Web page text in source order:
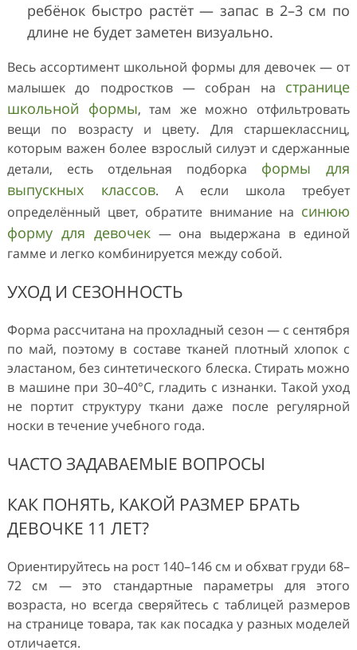
ребёнок быстро растёт — запас в 2–3 см по
длине не будет заметен визуально.
Весь ассортимент школьной формы для девочек — от
малышек до подростков — собран на странице
школьной формы, там же можно отфильтровать
вещи по возрасту и цвету. Для старшеклассниц,
которым важен более взрослый силуэт и сдержанные
детали, есть отдельная подборка формы для
выпускных классов. А если школа требует
определённый цвет, обратите внимание на синюю
форму для девочек— она выдержана в единой
гамме и легко комбинируется между собой.
УХОД И СЕЗОННОСТЬ
Форма рассчитана на прохладный сезон — с сентября
по май, поэтому в составе тканей плотный хлопок с
эластаном, без синтетического блеска. Стирать можно
в машине при 30–40°C, гладить с изнанки. Такой уход
не портит структуру ткани даже после регулярной
носки в течение учебного года.
ЧАСТО ЗАДАВАЕМЫЕ ВОПРОСЫ
КАК ПОНЯТЬ, КАКОЙ РАЗМЕР БРАТЬ
ДЕВОЧКЕ 11 ЛЕТ?
Ориентируйтесь на рост 140–146 см и обхват груди 68–
72 см — это стандартные параметры для этого
возраста, но всегда сверяйтесь с таблицей размеров
на странице товара, так как посадка у разных моделей
отличается.